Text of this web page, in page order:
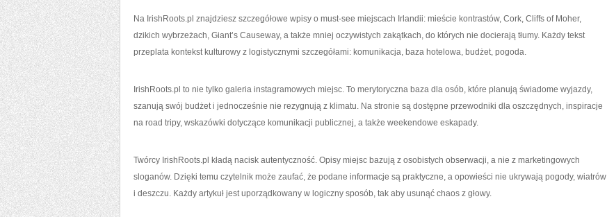
Na IrishRoots.pl znajdziesz szczegółowe wpisy o must-see miejscach Irlandii: mieście kontrastów, Cork, Cliffs of Moher,
dzikich wybrzeżach, Giant’s Causeway, a także mniej oczywistych zakątkach, do których nie docierają tłumy. Każdy tekst
przeplata kontekst kulturowy z logistycznymi szczegółami: komunikacja, baza hotelowa, budżet, pogoda.
IrishRoots.pl to nie tylko galeria instagramowych miejsc. To merytoryczna baza dla osób, które planują świadome wyjazdy,
szanują swój budżet i jednocześnie nie rezygnują z klimatu. Na stronie są dostępne przewodniki dla oszczędnych, inspiracje
na road tripy, wskazówki dotyczące komunikacji publicznej, a także weekendowe eskapady.
Twórcy IrishRoots.pl kładą nacisk autentyczność. Opisy miejsc bazują z osobistych obserwacji, a nie z marketingowych
sloganów. Dzięki temu czytelnik może zaufać, że podane informacje są praktyczne, a opowieści nie ukrywają pogody, wiatrów
i deszczu. Każdy artykuł jest uporządkowany w logiczny sposób, tak aby usunąć chaos z głowy.